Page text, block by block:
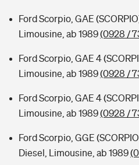
Ford Scorpio, GAE
Limousine, ab 1989(0928 /
Ford Scorpio, GAE 4
Limousine, ab 1989(0928 /
Ford Scorpio, GAE 4
Limousine, ab 1989(0928 /
Ford Scorpio, GGE
Diesel, Limousine, ab 1989